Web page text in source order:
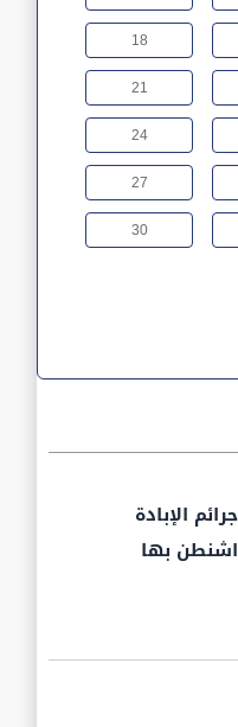
18
21
24
27
30
الإبادة
بها